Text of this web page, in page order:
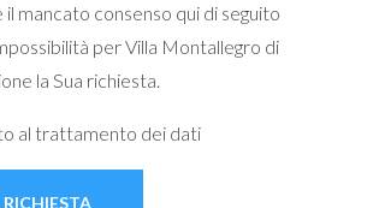
il mancato consenso qui di seguito
per Villa Montallegro di
la Sua richiesta.
al trattamento dei dati